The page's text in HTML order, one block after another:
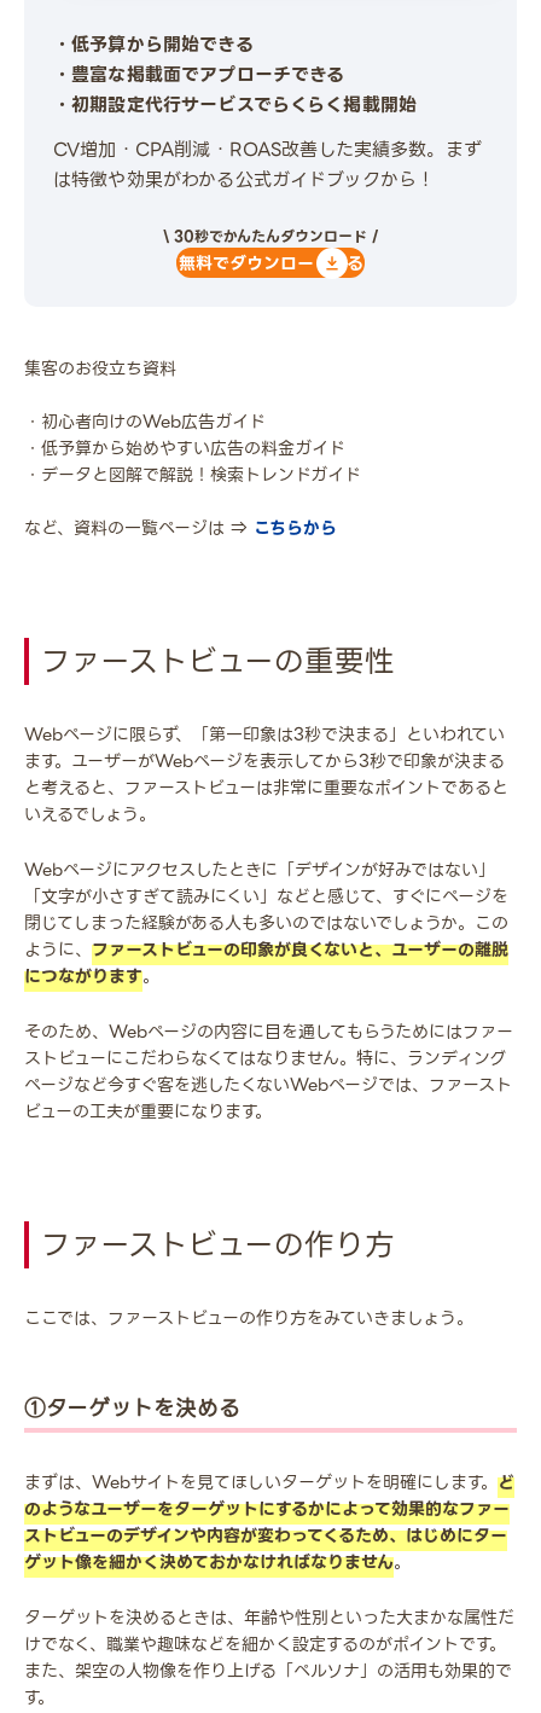
・低予算から開始できる
・豊富な掲載面でアプローチできる
・初期設定代行サービスでらくらく掲載開始
CV増加・CPA削減・ROAS改善した実績多数。まず
は特徴や効果がわかる公式ガイドブックから！
\ 30秒でかんたんダウンロード /
無料でダウンロードする
集客のお役立ち資料
・初心者向けのWeb広告ガイド
・低予算から始めやすい広告の料金ガイド
・データと図解で解説！検索トレンドガイド
など、資料の一覧ページは ⇒ こちらから
ファーストビューの重要性
Webページに限らず、「第一印象は3秒で決まる」といわれてい
ます。ユーザーがWebページを表示してから3秒で印象が決まる
と考えると、ファーストビューは非常に重要なポイントであると
いえるでしょう。
Webページにアクセスしたときに「デザインが好みではない」
「文字が小さすぎて読みにくい」などと感じて、すぐにページを
閉じてしまった経験がある人も多いのではないでしょうか。この
ように、 ファーストビューの印象が良くないと、ユーザーの離脱
につながります。
そのため、Webページの内容に目を通してもらうためにはファー
ストビューにこだわらなくてはなりません。特に、ランディング
ページなど今すぐ客を逃したくないWebページでは、ファースト
ビューの工夫が重要になります。
ファーストビューの作り方
ここでは、ファーストビューの作り方をみていきましょう。
①ターゲットを決める
まずは、Webサイトを見てほしいターゲットを明確にします。 ど
のようなユーザーをターゲットにするかによって効果的なファー
ストビューのデザインや内容が変わってくるため、はじめにター
ゲット像を細かく決めておかなければなりません。
ターゲットを決めるときは、年齢や性別といった大まかな属性だ
けでなく、職業や趣味などを細かく設定するのがポイントです。
また、架空の人物像を作り上げる「ペルソナ」の活用も効果的で
す。